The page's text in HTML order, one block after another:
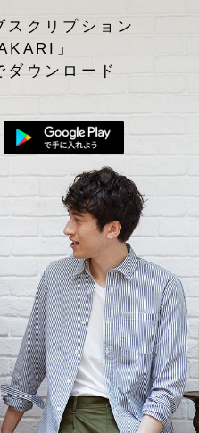
スクリプション
」
ダウンロード
App Storeからダウンロード